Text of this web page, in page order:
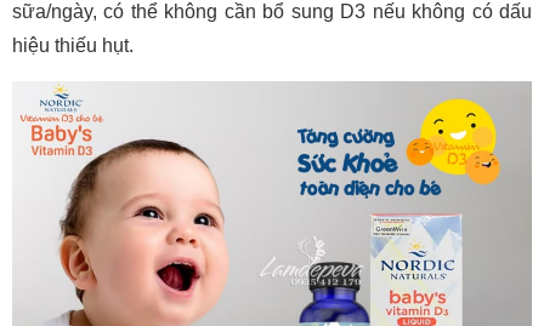
sữa/ngày, có thể không cần bổ sung D3 nếu không có dấu
hiệu thiếu hụt.